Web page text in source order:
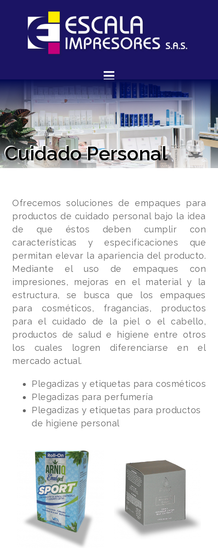
Cuidado Personal
Ofrecemos soluciones de empaques para
productos de cuidado personal bajo la idea
de que éstos deben cumplir con
características y especificaciones que
permitan elevar la apariencia del producto.
Mediante el uso de empaques con
impresiones, mejoras en el material y la
estructura, se busca que los empaques
para cosméticos, fragancias, productos
para el cuidado de la piel o el cabello,
productos de salud e higiene entre otros
los cuales logren diferenciarse en el
mercado actual.
Plegadizas y etiquetas para cosméticos
Plegadizas para perfumería
Plegadizas y etiquetas para productos
de higiene personal